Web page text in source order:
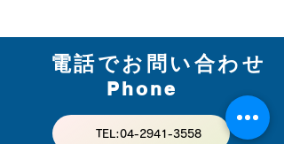
電話でお問い合わせ
Phone
TEL:04-2941-3558